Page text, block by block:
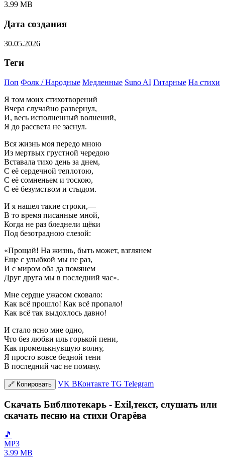
3.99 MB
Дата создания
30.05.2026
Теги
Поп Фолк / Народные Медленные Suno AI Гитарные На стихи
Я том моих стихотворений
Вчера случайно развернул,
И, весь исполненный волнений,
Я до рассвета не заснул.
Вся жизнь моя передо мною
Из мертвых грустной чередою
Вставала тихо день за днем,
С её сердечной теплотою,
С её сомненьем и тоскою,
С её безумством и стыдом.
И я нашел такие строки,—
В то время писанные мной,
Когда не раз бледнели щёки
Под безотрадною слезой:
«Прощай! На жизнь, быть может, взглянем
Еще с улыбкой мы не раз,
И с миром оба да помянем
Друг друга мы в последний час».
Мне сердце ужасом сковало:
Как всё прошло! Как всё пропало!
Как всё так выдохлось давно!
И стало ясно мне одно,
Что без любви иль горькой пени,
Как промелькнувшую волну,
Я просто вовсе бедной тени
В последний час не помяну.
🔗 Копировать VK ВКонтакте TG Telegram
Скачать Библиотекарь - Exil,текст, слушать или
скачать песню на стихи Огарёва
🎵
MP3
3.99 MB